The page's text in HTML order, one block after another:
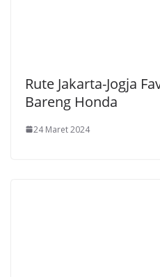
Rute Jakarta-Jogja
Bareng Honda
24 Maret 2024